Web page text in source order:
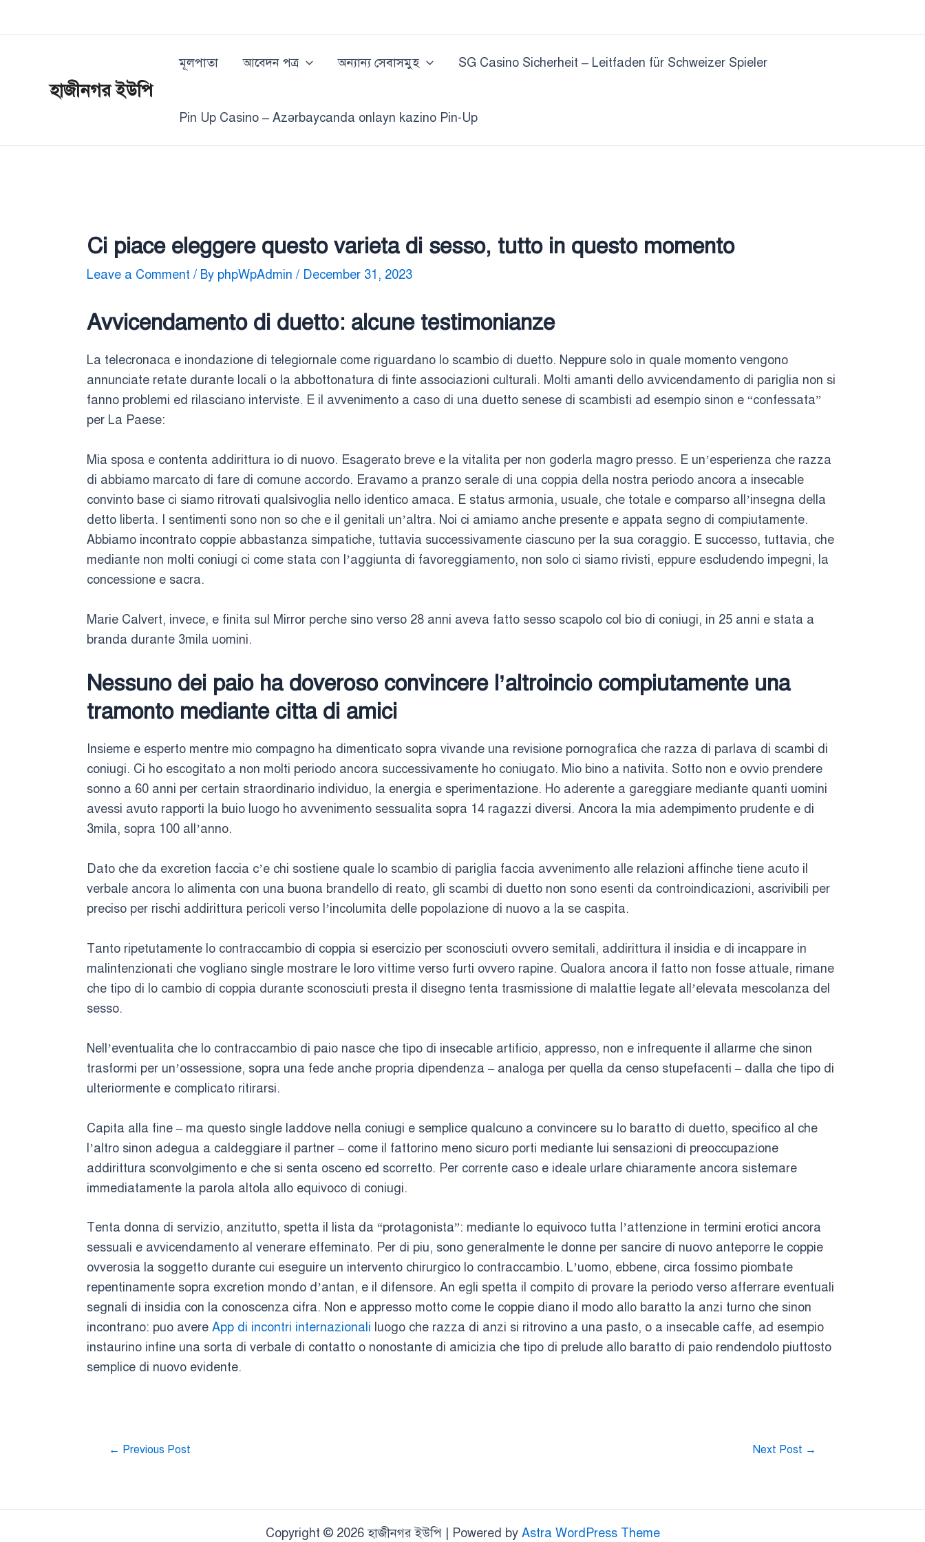
হাজীনগর ইউপি
মূলপাতা আবেদন পত্র অন্যান্য সেবাসমুহ SG Casino Sicherheit – Leitfaden für Schweizer Spieler
Pin Up Casino – Azərbaycanda onlayn kazino Pin-Up
Ci piace eleggere questo varieta di sesso, tutto in questo momento
Leave a Comment / By phpWpAdmin / December 31, 2023
Avvicendamento di duetto: alcune testimonianze
La telecronaca e inondazione di telegiornale come riguardano lo scambio di duetto. Neppure solo in quale momento vengono
annunciate retate durante locali o la abbottonatura di finte associazioni culturali. Molti amanti dello avvicendamento di pariglia non si
fanno problemi ed rilasciano interviste. E il avvenimento a caso di una duetto senese di scambisti ad esempio sinon e “confessata”
per La Paese:
Mia sposa e contenta addirittura io di nuovo. Esagerato breve e la vitalita per non goderla magro presso. E un’esperienza che razza
di abbiamo marcato di fare di comune accordo. Eravamo a pranzo serale di una coppia della nostra periodo ancora a insecable
convinto base ci siamo ritrovati qualsivoglia nello identico amaca. E status armonia, usuale, che totale e comparso all’insegna della
detto liberta. I sentimenti sono non so che e il genitali un’altra. Noi ci amiamo anche presente e appata segno di compiutamente.
Abbiamo incontrato coppie abbastanza simpatiche, tuttavia successivamente ciascuno per la sua coraggio. E successo, tuttavia, che
mediante non molti coniugi ci come stata con l’aggiunta di favoreggiamento, non solo ci siamo rivisti, eppure escludendo impegni, la
concessione e sacra.
Marie Calvert, invece, e finita sul Mirror perche sino verso 28 anni aveva fatto sesso scapolo col bio di coniugi, in 25 anni e stata a
branda durante 3mila uomini.
Nessuno dei paio ha doveroso convincere l’altroincio compiutamente una
tramonto mediante citta di amici
Insieme e esperto mentre mio compagno ha dimenticato sopra vivande una revisione pornografica che razza di parlava di scambi di
coniugi. Ci ho escogitato a non molti periodo ancora successivamente ho coniugato. Mio bino a nativita. Sotto non e ovvio prendere
sonno a 60 anni per certain straordinario individuo, la energia e sperimentazione. Ho aderente a gareggiare mediante quanti uomini
avessi avuto rapporti la buio luogo ho avvenimento sessualita sopra 14 ragazzi diversi. Ancora la mia adempimento prudente e di
3mila, sopra 100 all’anno.
Dato che da excretion faccia c’e chi sostiene quale lo scambio di pariglia faccia avvenimento alle relazioni affinche tiene acuto il
verbale ancora lo alimenta con una buona brandello di reato, gli scambi di duetto non sono esenti da controindicazioni, ascrivibili per
preciso per rischi addirittura pericoli verso l’incolumita delle popolazione di nuovo a la se caspita.
Tanto ripetutamente lo contraccambio di coppia si esercizio per sconosciuti ovvero semitali, addirittura il insidia e di incappare in
malintenzionati che vogliano single mostrare le loro vittime verso furti ovvero rapine. Qualora ancora il fatto non fosse attuale, rimane
che tipo di lo cambio di coppia durante sconosciuti presta il disegno tenta trasmissione di malattie legate all’elevata mescolanza del
sesso.
Nell’eventualita che lo contraccambio di paio nasce che tipo di insecable artificio, appresso, non e infrequente il allarme che sinon
trasformi per un’ossessione, sopra una fede anche propria dipendenza – analoga per quella da censo stupefacenti – dalla che tipo di
ulteriormente e complicato ritirarsi.
Capita alla fine – ma questo single laddove nella coniugi e semplice qualcuno a convincere su lo baratto di duetto, specifico al che
l’altro sinon adegua a caldeggiare il partner – come il fattorino meno sicuro porti mediante lui sensazioni di preoccupazione
addirittura sconvolgimento e che si senta osceno ed scorretto. Per corrente caso e ideale urlare chiaramente ancora sistemare
immediatamente la parola altola allo equivoco di coniugi.
Tenta donna di servizio, anzitutto, spetta il lista da “protagonista”: mediante lo equivoco tutta l’attenzione in termini erotici ancora
sessuali e avvicendamento al venerare effeminato. Per di piu, sono generalmente le donne per sancire di nuovo anteporre le coppie
ovverosia la soggetto durante cui eseguire un intervento chirurgico lo contraccambio. L’uomo, ebbene, circa fossimo piombate
repentinamente sopra excretion mondo d’antan, e il difensore. An egli spetta il compito di provare la periodo verso afferrare eventuali
segnali di insidia con la conoscenza cifra. Non e appresso motto come le coppie diano il modo allo baratto la anzi turno che sinon
incontrano: puo avere App di incontri internazionali luogo che razza di anzi si ritrovino a una pasto, o a insecable caffe, ad esempio
instaurino infine una sorta di verbale di contatto o nonostante di amicizia che tipo di prelude allo baratto di paio rendendolo piuttosto
semplice di nuovo evidente.
← Previous Post Next Post →
Copyright © 2026 হাজীনগর ইউপি | Powered by Astra WordPress Theme